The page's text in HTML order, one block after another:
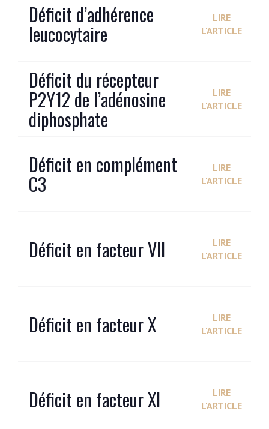
Déficit d’adhérence
leucocytaire
LIRE
L'ARTICLE
Déficit du récepteur
P2Y12 de l’adénosine
diphosphate
LIRE
L'ARTICLE
Déficit en complément
C3
LIRE
L'ARTICLE
Déficit en facteur VII
LIRE
L'ARTICLE
Déficit en facteur X
LIRE
L'ARTICLE
Déficit en facteur XI
LIRE
L'ARTICLE